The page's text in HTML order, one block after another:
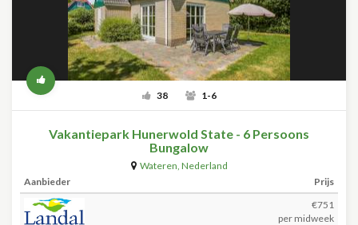
38 1-6
Vakantiepark Hunerwold State - 6 Persoons
Bungalow
Wateren, Nederland
Aanbieder
Prijs
€751
per midweek